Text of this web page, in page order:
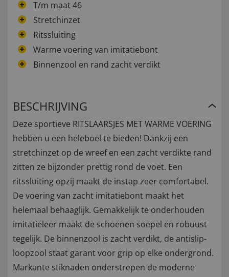
T/m maat 46
Stretchinzet
Ritssluiting
Warme voering van imitatiebont
Binnenzool en rand zacht verdikt
BESCHRIJVING
Deze sportieve RITSLAARSJES MET WARME VOERING
hebben u een heleboel te bieden! Dankzij een
stretchinzet op de wreef en een zacht verdikte rand
zitten ze bijzonder prettig rond de voet. Een
ritssluiting opzij maakt de instap zeer comfortabel.
De voering van zacht imitatiebont maakt het
helemaal behaaglijk. Gemakkelijk te onderhouden
imitatieleer maakt de schoenen soepel en robuust
tegelijk. De binnenzool is zacht verdikt, de antislip-
loopzool staat garant voor grip op elke ondergrond.
Markante stiknaden onderstrepen de moderne